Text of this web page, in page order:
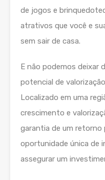
de jogos e
atrativos que você e
sem sair de casa.
E não podemos deixar
potencial de
Localizado em uma
crescimento e
garantia de um
oportunidade única de
assegurar um